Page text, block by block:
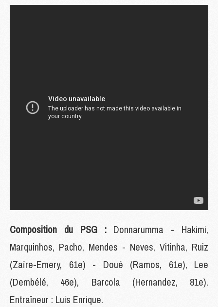
Composition du PSG :Donnarumma - Hakimi,
Marquinhos, Pacho, Mendes - Neves, Vitinha, Ruiz
(Zaïre-Emery, 61e) - Doué (Ramos, 61e), Lee
(Dembélé, 46e), Barcola (Hernandez, 81e).
Entraîneur : Luis Enrique.